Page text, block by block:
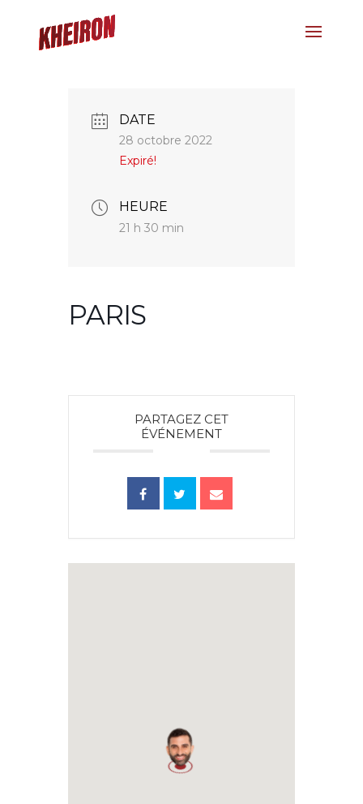
DATE
28 octobre 2022
Expiré!
HEURE
21 h 30 min
PARIS
PARTAGEZ CET
ÉVÉNEMENT
1